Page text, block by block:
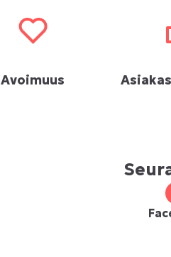
Avoimuus